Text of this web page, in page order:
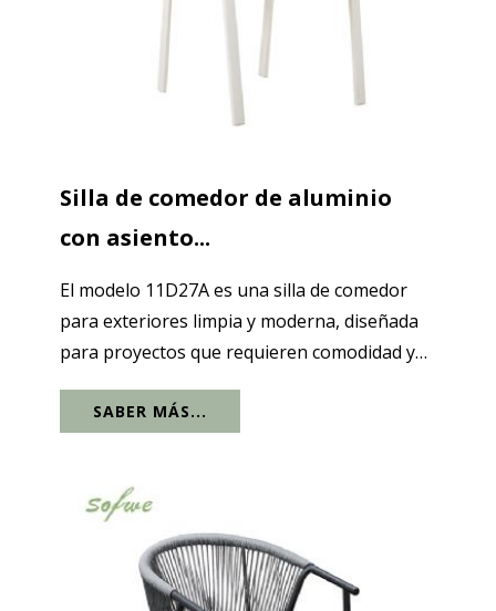
Silla de comedor de aluminio
con asiento...
El modelo 11D27A es una silla de comedor
para exteriores limpia y moderna, diseñada
para proyectos que requieren comodidad y
con recubrimiento en polvo mantiene la
SABER MÁS...